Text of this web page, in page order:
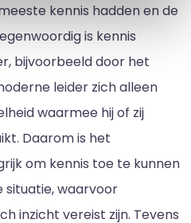
kennis hadden en de
is kennis
bijvoorbeeld door het
leider zich alleen
waarmee hij of zij
Daarom is het
om kennis toe te kunnen
situatie, waarvoor
inzicht vereist zijn. Tevens